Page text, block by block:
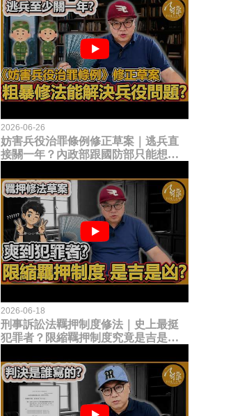
2026-06-26
妨害兵役治罪條例修正草案｜逃兵直
接關一年？內政部跟國防部只能想到
題？
2026-06-18
刑事訴訟法羈押制度修法｜史上最挺
犯罪者？限縮羈押制度究竟是吉是